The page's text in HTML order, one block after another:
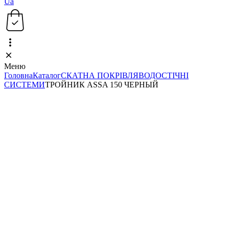
Меню
ГоловнаКаталогСКАТНА ПОКРІВЛЯВОДОСТІЧНІ
СИСТЕМИТРОЙНИК ASSA 150 ЧЕРНЫЙ